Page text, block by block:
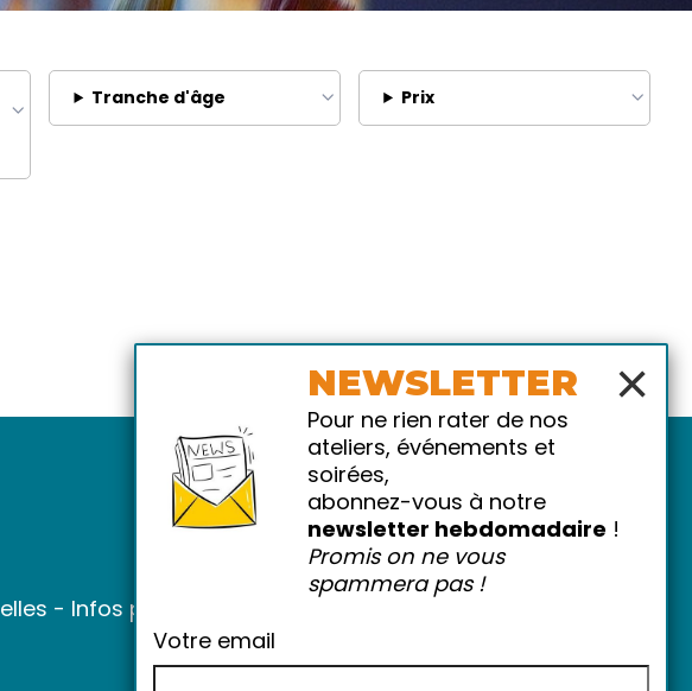
Tranche d'âge Prix
- Infos pratiques
×
NEWSLETTER
Pour ne rien rater de nos
ateliers, événements et
soirées,
abonnez-vous à notre
newsletter hebdomadaire !
Promis on ne vous
spammera pas !
Votre email